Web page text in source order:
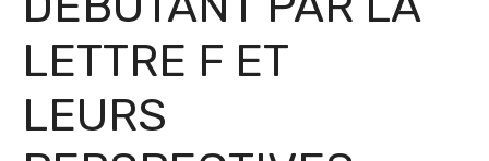
LETTRE F ET
LEURS